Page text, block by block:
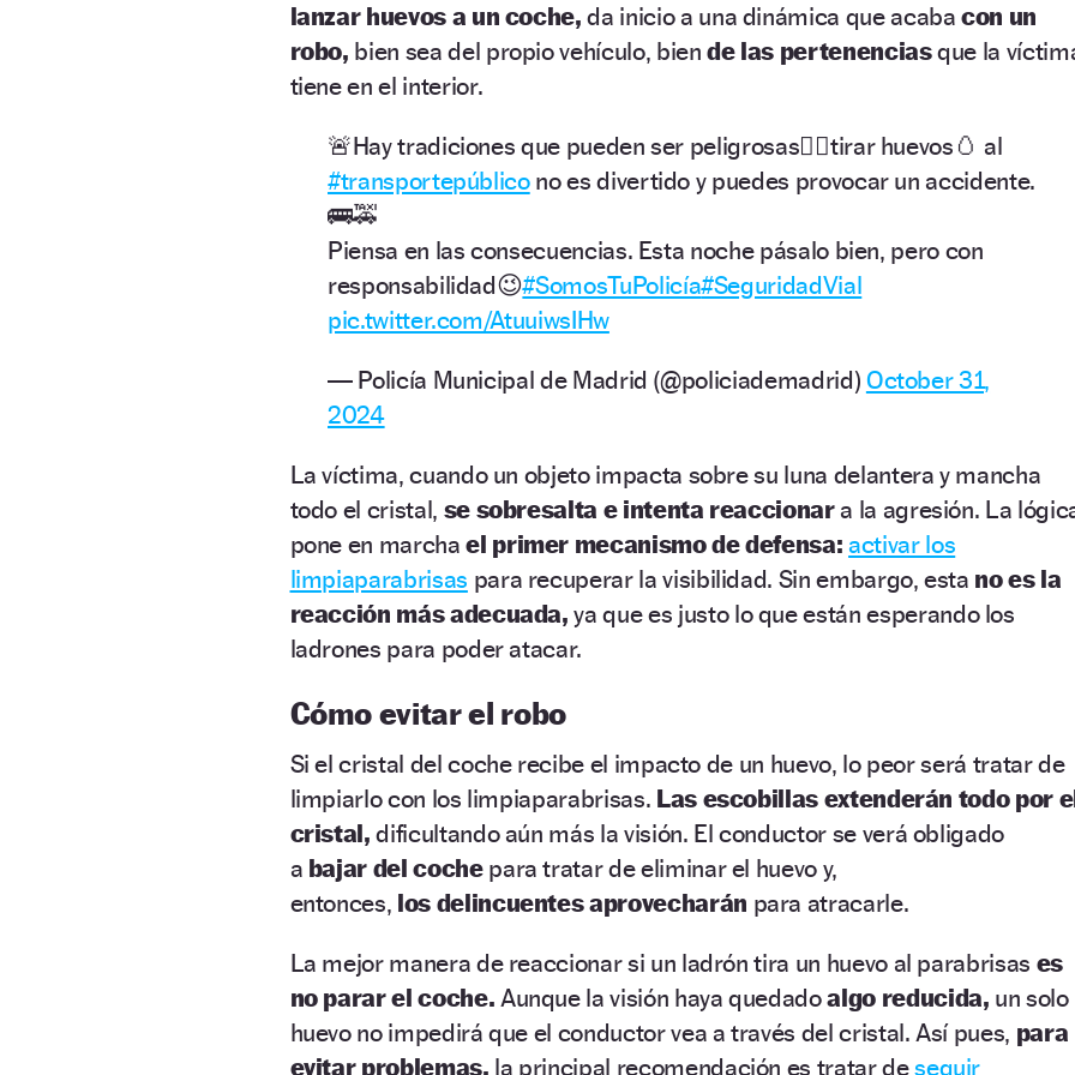
lanzar huevos a un coche,da inicio a una dinámica que acabacon un
robo, bien sea del propio vehículo, biende las pertenenciasque la
tiene en el interior.
🚨Hay tradiciones que pueden ser peligrosas👉🏽tirar huevos🥚 al
#transportepúblicono es divertido y puedes provocar un accidente.
🚌🚕
Piensa en las consecuencias. Esta noche pásalo bien, pero con
responsabilidad😉#SomosTuPolicía#SeguridadVial
pic.twitter.com/AtuuiwsIHw
— Policía Municipal de Madrid (@policiademadrid) October 31,
2024
La víctima, cuando un objeto impacta sobre su luna delantera y mancha
todo el cristal, se sobresalta e intenta reaccionara la agresión. La
pone en marchael primer mecanismo de defensa: activar los
limpiaparabrisas para recuperar la visibilidad. Sin embargo, esta no es la
reacción más adecuada,ya que es justo lo que están esperando los
ladrones para poder atacar.
Cómo evitar el robo
Si el cristal del coche recibe el impacto de un huevo, lo peor será tratar de
limpiarlo con los limpiaparabrisas. Las escobillas extenderán todo por
cristal,dificultando aún más la visión. El conductor se verá obligado
a bajar del coche para tratar de eliminar el huevo y,
entonces, los delincuentes aprovecharán para atracarle.
La mejor manera de reaccionar si un ladrón tira un huevo al parabrisas es
no parar el coche. Aunque la visión haya quedadoalgo reducida, un solo
huevo no impedirá que el conductor vea a través del cristal. Así pues, para
evitar problemas, la principal recomendación es tratar deseguir